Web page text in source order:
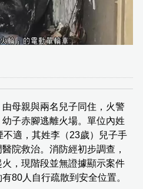
母親與兩名兒子同住，火警
子赤腳逃離火場。單位內姓
適，其姓李（23歲）兒子手
院救治。消防經初步調查，
，現階段並無證據顯示案件
80人自行疏散到安全位置。